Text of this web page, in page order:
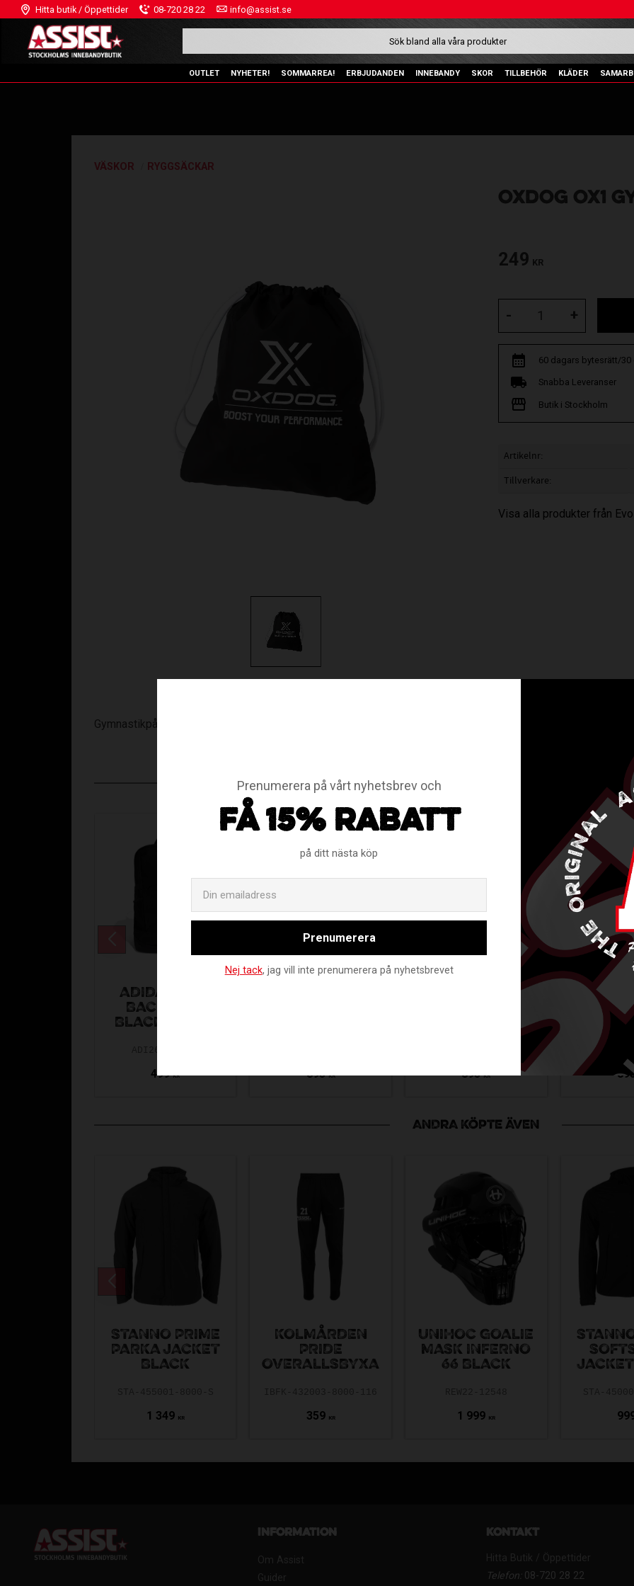
Hitta butik / Öppettider 08-720 28 22 info@assist.se
OUTLET NYHETER! SOMMARREA! ERBJUDANDEN INNEBANDY SKOR TILLBEHÖR KLÄDER
VÄSKOR RYGGSÄCKAR
OXDOG OX1
249 KR
+
-
60 dagars bytesrätt/
Snabba Leveranser
Butik i Stockholm
Artikelnr
Tillverkare
Visa alla produkter från
Gymnastikpåse
RELATERADE PRODUKTER
ADIDAS TIRO
BACKPACK
BLACK-WHITE
499 KR 895 KR
KANSO INTOKU
895 KR
KANSO
KS24-
ANDRA KÖPTE ÄVEN
STANNO PRIME
PARKA JACKET
BLACK
1 349 KR
KOLMÅRDEN
PRIDE
OVERALLSBYXA
359 KR
UNIHOC GOALIE
MASK INFERNO
66 BLACK
1 999 KR
Information
Om Assist
Guider
Kontakt
Hitta Butik / Öppettider
Telefon:08-720 28 22
Prenumerera på vårt nyhetsbrev och
FÅ 15% RABATT
på ditt nästa köp
Prenumerera
Nej tack, jag vill inte prenumerera på nyhetsbrevet